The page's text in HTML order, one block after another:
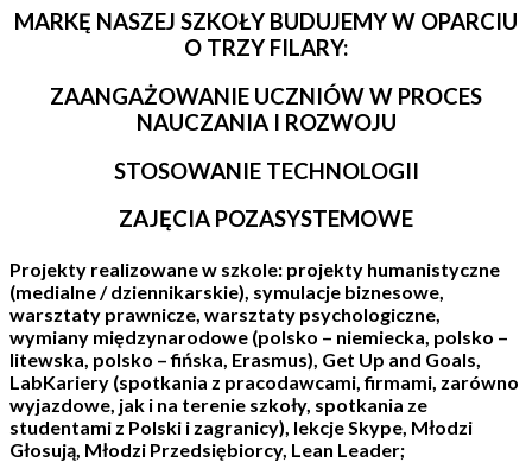
MARKĘ NASZEJ SZKOŁY BUDUJEMY W OPARCIU
O TRZY FILARY:
ZAANGAŻOWANIE UCZNIÓW W PROCES
NAUCZANIA I ROZWOJU
STOSOWANIE TECHNOLOGII
ZAJĘCIA POZASYSTEMOWE
Projekty realizowane w szkole: projekty humanistyczne
(medialne / dziennikarskie), symulacje biznesowe,
warsztaty prawnicze, warsztaty psychologiczne,
wymiany międzynarodowe (polsko – niemiecka, polsko –
litewska, polsko – fińska, Erasmus), Get Up and Goals
LabKariery (spotkania z pracodawcami, firmami, zarówno
wyjazdowe, jak i na terenie szkoły, spotkania ze
studentami z Polski i zagranicy), lekcje Skype Młodzi
Głosują, Młodzi Przedsiębiorcy, Lean Leader;